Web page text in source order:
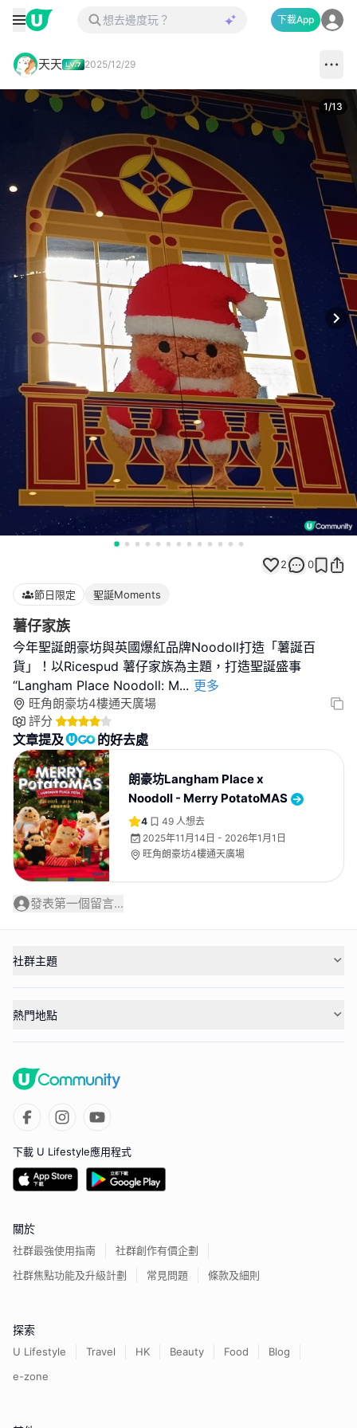
下載App
天天 2025/12/29
1/13
2 0
節日限定 聖誕Moments
薯仔家族
今年聖誕朗豪坊與英國爆紅品牌Noodoll打造「薯誕百
貨」！以Ricespud 薯仔家族為主題，打造聖誕盛事
“Langham Place Noodoll: M... 更多
旺角朗豪坊4樓通天廣場
評分
文章提及 的好去處
朗豪坊Langham Place x
Noodoll - Merry PotatoMAS
4 49 人想去
2025年11月14日 - 2026年1月1日
旺角朗豪坊4樓通天廣場
發表第一個留言...
社群主題
熱門地點
下載 U Lifestyle應用程式
關於
社群最強使用指南
社群創作有價企劃
社群焦點功能及升級計劃
常見問題 條款及細則
探索
U Lifestyle Travel HK Beauty Food
Blog
e-zone